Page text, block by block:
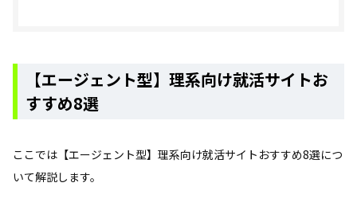
【エージェント型】理系向け就活サイトお
すすめ8選
ここでは【エージェント型】理系向け就活サイトおすすめ8選につ
いて解説します。